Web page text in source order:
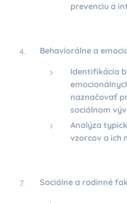
prevenciu a
Behaviorálne a
Identifikácia
naznačovať
sociálnom
Analýza
vzorcov a ich
Sociálne a rodinné